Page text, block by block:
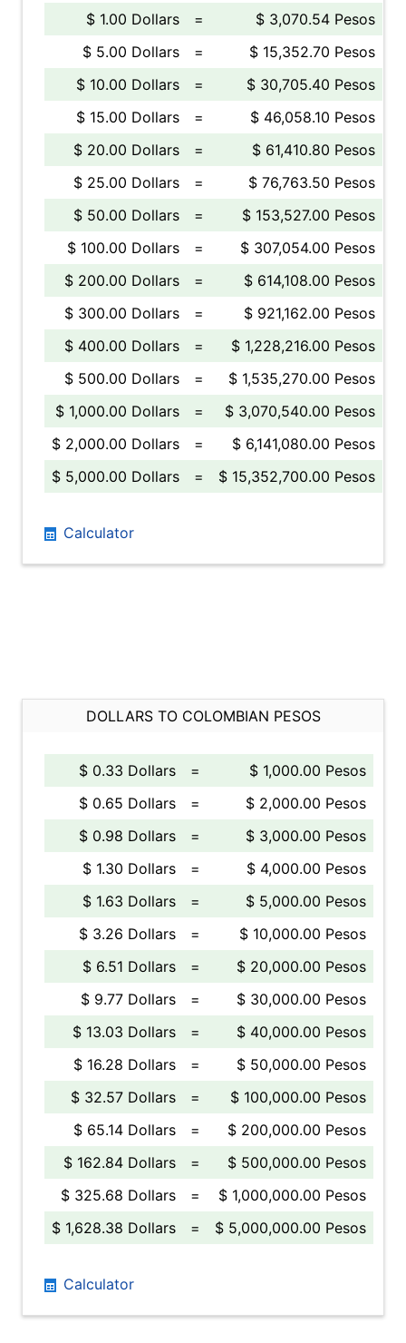
$ 1.00 Dollars =
$ 3,070.54 Pesos
$ 5.00 Dollars
=
$ 15,352.70 Pesos
$ 10.00 Dollars
=
$ 30,705.40 Pesos
$ 15.00 Dollars
=
$ 46,058.10 Pesos
$ 20.00 Dollars
=
$ 61,410.80 Pesos
$ 25.00 Dollars
=
$ 76,763.50 Pesos
$ 50.00 Dollars
=
$ 153,527.00 Pesos
$ 100.00 Dollars
=
$ 307,054.00 Pesos
$ 200.00 Dollars
=
$ 614,108.00 Pesos
$ 300.00 Dollars
=
$ 921,162.00 Pesos
$ 400.00 Dollars
=
$ 1,228,216.00 Pesos
$ 500.00 Dollars
=
$ 1,535,270.00 Pesos
$ 1,000.00 Dollars
=
$ 3,070,540.00 Pesos
$ 2,000.00 Dollars
=
$ 6,141,080.00 Pesos
$ 5,000.00 Dollars
= $ 15,352,700.00 Pesos
Calculator
DOLLARS TO COLOMBIAN PESOS
$ 0.33 Dollars =
$ 1,000.00 Pesos
$ 0.65 Dollars
=
$ 2,000.00 Pesos
$ 0.98 Dollars
=
$ 3,000.00 Pesos
$ 1.30 Dollars
=
$ 4,000.00 Pesos
$ 1.63 Dollars
=
$ 5,000.00 Pesos
$ 3.26 Dollars
=
$ 10,000.00 Pesos
$ 6.51 Dollars
=
$ 20,000.00 Pesos
$ 9.77 Dollars
=
$ 30,000.00 Pesos
$ 13.03 Dollars
=
$ 40,000.00 Pesos
$ 16.28 Dollars
=
$ 50,000.00 Pesos
$ 32.57 Dollars
=
$ 100,000.00 Pesos
$ 65.14 Dollars
=
$ 200,000.00 Pesos
$ 162.84 Dollars
=
$ 500,000.00 Pesos
$ 325.68 Dollars
=
$ 1,000,000.00 Pesos
$ 1,628.38 Dollars
= $ 5,000,000.00 Pesos
Calculator